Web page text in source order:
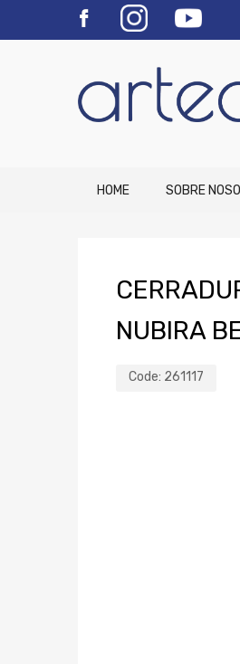
HOME SOBRE
NUBIRA
Code: 261117